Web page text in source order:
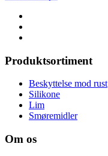
Produktsortiment
Beskyttelse mod rust
Silikone
Lim
Smøremidler
Om os